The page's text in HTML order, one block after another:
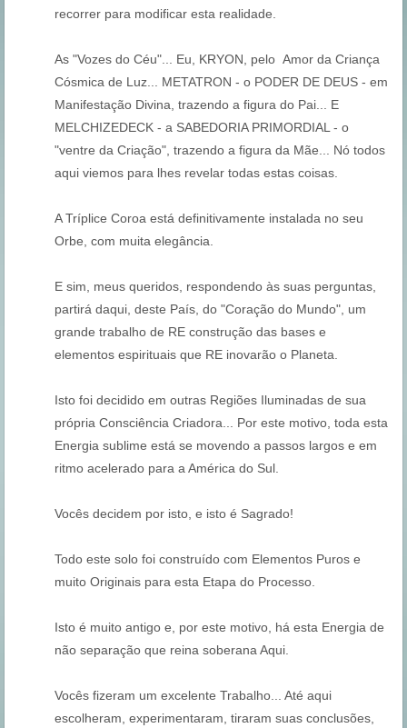
recorrer para modificar esta realidade.
As "Vozes do Céu"... Eu, KRYON, pelo Amor da Criança
Cósmica de Luz... METATRON - o PODER DE DEUS - em
Manifestação Divina, trazendo a figura do Pai... E
MELCHIZEDECK - a SABEDORIA PRIMORDIAL - o
"ventre da Criação", trazendo a figura da Mãe... Nó todos
aqui viemos para lhes revelar todas estas coisas.
A Tríplice Coroa está definitivamente instalada no seu
Orbe, com muita elegância.
E sim, meus queridos, respondendo às suas perguntas,
partirá daqui, deste País, do "Coração do Mundo", um
grande trabalho de RE construção das bases e
elementos espirituais que RE inovarão o Planeta.
Isto foi decidido em outras Regiões Iluminadas de sua
própria Consciência Criadora... Por este motivo, toda esta
Energia sublime está se movendo a passos largos e em
ritmo acelerado para a América do Sul.
Vocês decidem por isto, e isto é Sagrado!
Todo este solo foi construído com Elementos Puros e
muito Originais para esta Etapa do Processo.
Isto é muito antigo e, por este motivo, há esta Energia de
não separação que reina soberana Aqui.
Vocês fizeram um excelente Trabalho... Até aqui
escolheram, experimentaram, tiraram suas conclusões,